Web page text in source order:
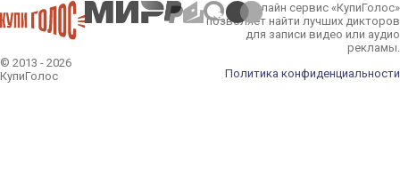
© 2013 - 2026
КупиГолос
Онлайн сервис «КупиГолос»
позволяет найти лучших дикторов
для записи видео или аудио
рекламы.
Политика конфиденциальности